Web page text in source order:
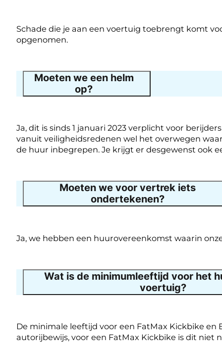
Schade die je aan een voertuig toebrengt komt
opgenomen.
Moeten we een helm
op?
Ja, dit is sinds 1 januari 2023 verplicht voor
vanuit veiligheidsredenen wel het overwegen
de huur inbegrepen. Je krijgt er desgewenst ook
Moeten we voor vertrek iets
ondertekenen?
Ja, we hebben een huurovereenkomst waarin
Wat is de minimumleeftijd voor het
voertuig?
De minimale leeftijd voor een FatMax Kickbike en
autorijbewijs, voor een FatMax Kickbike is dit niet